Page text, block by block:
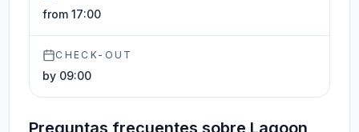
from 17:00
CHECK-OUT
by 09:00
Preguntas frecuentes sobre Lagoon